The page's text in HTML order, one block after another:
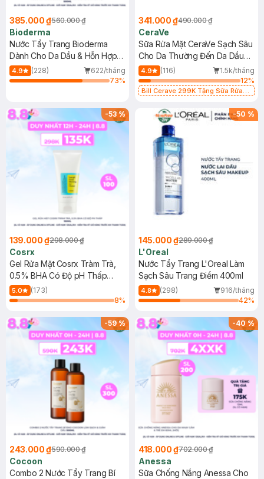
385.000 ₫560.000 ₫
Bioderma
Nước Tẩy Trang Bioderma
Dành Cho Da Dầu & Hỗn Hợp
500ml
4.9 (228)
622/tháng
73%
341.000 ₫490.000 ₫
CeraVe
Sữa Rửa Mặt CeraVe Sạch Sâu
Cho Da Thường Đến Da Dầu
473ml
4.9 (116)
1.5k/tháng
12%
Bill Cerave 299K Tặng Sữa Rửa
-53%
139.000 ₫298.000 ₫
Cosrx
Gel Rửa Mặt Cosrx Tràm Trà,
0.5% BHA Có Độ pH Thấp
150ml
5.0
(173)
8%
-50 %
145.000 ₫289.000 ₫
L'Oreal
Nước Tẩy Trang L'Oreal Làm
Sạch Sâu Trang Điểm 400ml
4.8 (298)
916/tháng
42%
-59%
243.000 ₫590.000 ₫
Cocoon
Combo 2 Nước Tẩy Trang Bí
-40%
418.000 ₫702.000 ₫
Anessa
Sữa Chống Nắng Anessa Cho